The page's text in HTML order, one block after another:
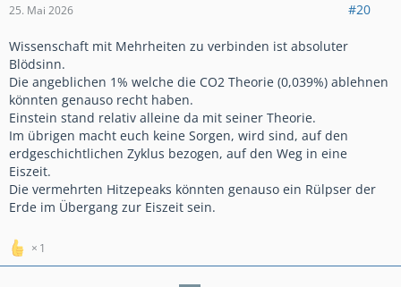
25. Mai 2026 #20
Wissenschaft mit Mehrheiten zu verbinden ist absoluter
Blödsinn.
Die angeblichen 1% welche die CO2 Theorie (0,039%) ablehnen
könnten genauso recht haben.
Einstein stand relativ alleine da mit seiner Theorie.
Im übrigen macht euch keine Sorgen, wird sind, auf den
erdgeschichtlichen Zyklus bezogen, auf den Weg in eine
Eiszeit.
Die vermehrten Hitzepeaks könnten genauso ein Rülpser der
Erde im Übergang zur Eiszeit sein.
1